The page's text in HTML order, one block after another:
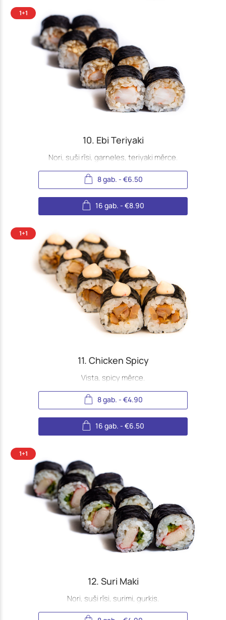
10. Ebi Teriyaki
Nori, suši rīsi, garneles, teriyaki mērce.
8 gab. - €6.50
16 gab. - €8.90
11. Chicken Spicy
Vista, spicy mērce.
8 gab. - €4.90
16 gab. - €6.50
12. Suri Maki
Nori, suši rīsi, surimi, gurķis.